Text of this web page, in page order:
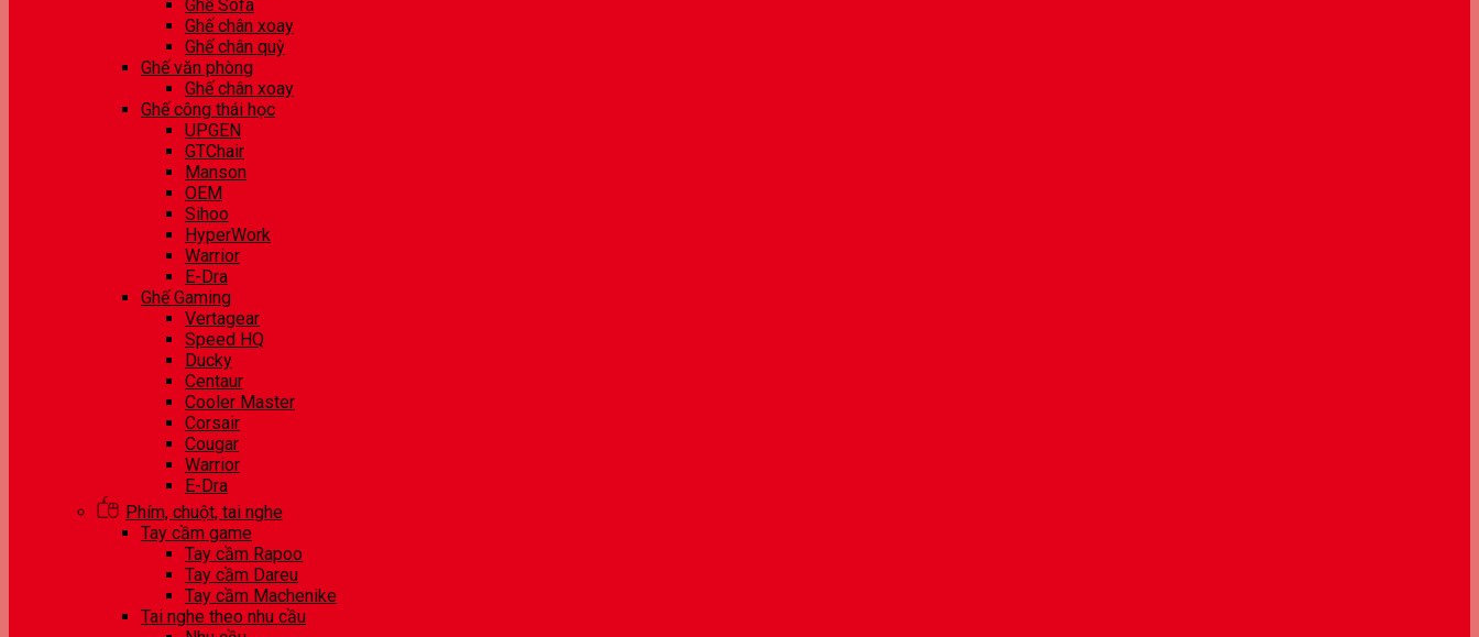
Ghế Sofa
Ghế chân xoay
Ghế chân quỳ
Ghế văn phòng
Ghế chân xoay
Ghế công thái học
UPGEN
GTChair
Manson
OEM
Sihoo
HyperWork
Warrior
E-Dra
Ghế Gaming
Vertagear
Speed HQ
Ducky
Centaur
Cooler Master
Corsair
Cougar
Warrior
E-Dra
Phím, chuột, tai nghe
Tay cầm game
Tay cầm Rapoo
Tay cầm Dareu
Tay cầm Machenike
Tai nghe theo nhu cầu